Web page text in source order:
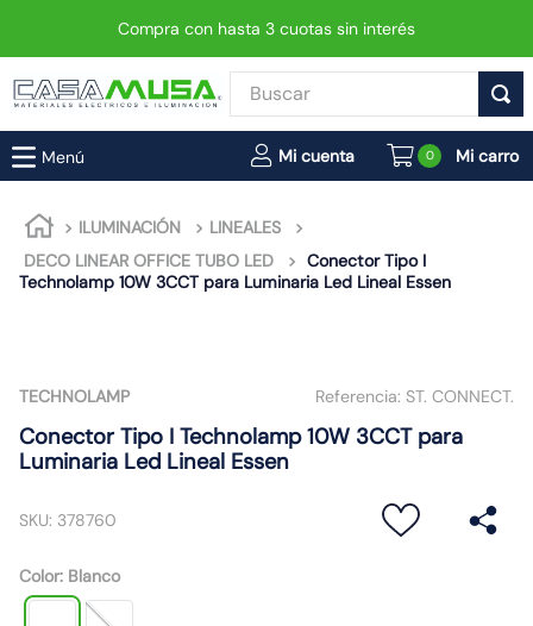
Compra con hasta 3 cuotas sin interés
Buscar
0
ILUMINACIÓN
LINEALES
DECO LINEAR OFFICE TUBO LED
Conector Tipo I
Technolamp 10W 3CCT para Luminaria Led Lineal Essen
TECHNOLAMP Referencia: ST. CONNECT.
Conector Tipo I Technolamp 10W 3CCT para
Luminaria Led Lineal Essen
SKU: 378760
Color: Blanco
TÉRMINOS MÁS BUSCADOS
1.
enchufe
.
luminaria vial led neo
foco led
7.
ampolleta
8
proyector led